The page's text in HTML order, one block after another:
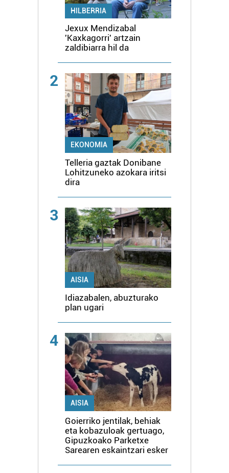
HILBERRIA
Jexux Mendizabal
'Kaxkagorri' artzain
zaldibiarra hil da
2
EKONOMIA
Telleria gaztak Donibane
Lohitzuneko azokara iritsi
dira
3
AISIA
Idiazabalen, abuzturako
plan ugari
4
AISIA
Goierriko jentilak, behiak
eta kobazuloak gertuago,
Gipuzkoako Parketxe
Sarearen eskaintzari esker